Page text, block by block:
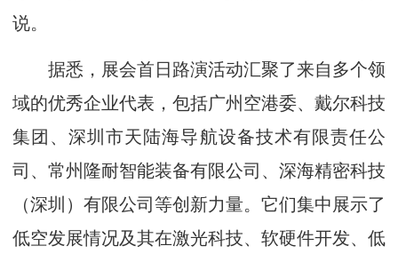
说。
据悉，展会首日路演活动汇聚了来自多个领
域的优秀企业代表，包括广州空港委、戴尔科技
集团、深圳市天陆海导航设备技术有限责任公
司、常州隆耐智能装备有限公司、深海精密科技
（深圳）有限公司等创新力量。它们集中展示了
低空发展情况及其在激光科技、软硬件开发、低